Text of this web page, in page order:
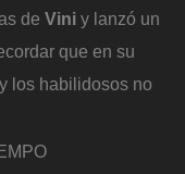
de Vini y lanzó un
que en su
los habilidosos no